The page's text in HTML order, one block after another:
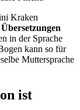
Kraken
Übersetzungen
in der Sprache
kann so für
Muttersprache
ist